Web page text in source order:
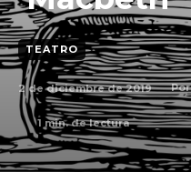
TEATRO
2 de diciembre de 2019 Por
1 min. de lectura